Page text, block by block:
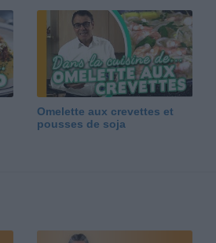
Omelette aux crevettes et
pousses de soja